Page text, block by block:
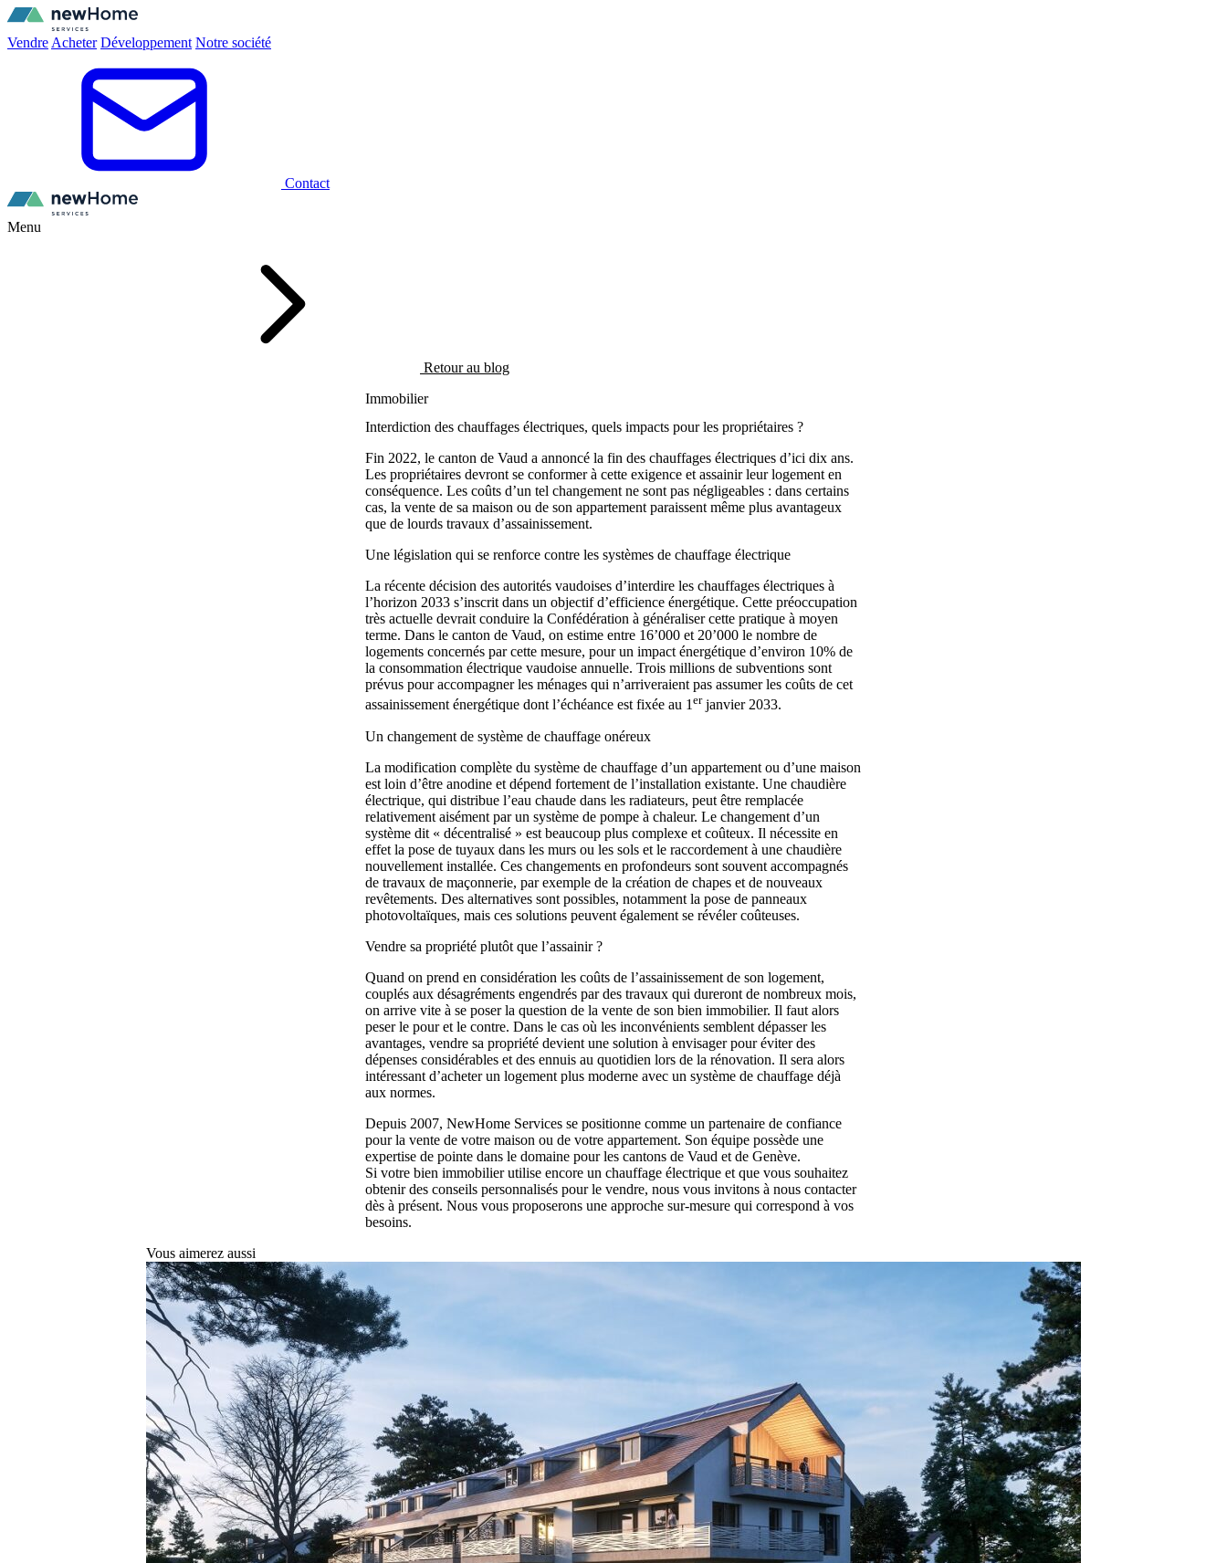
Vendre Acheter Développement Notre société
Contact
Menu
Retour au blog
Immobilier
Interdiction des chauffages électriques, quels impacts pour les propriétaires ?
Fin 2022, le canton de Vaud a annoncé la fin des chauffages électriques d’ici dix ans.
Les propriétaires devront se conformer à cette exigence et assainir leur logement en
conséquence. Les coûts d’un tel changement ne sont pas négligeables : dans certains
cas, la vente de sa maison ou de son appartement paraissent même plus avantageux
que de lourds travaux d’assainissement.
Une législation qui se renforce contre les systèmes de chauffage électrique
La récente décision des autorités vaudoises d’interdire les chauffages électriques à
l’horizon 2033 s’inscrit dans un objectif d’efficience énergétique. Cette préoccupation
très actuelle devrait conduire la Confédération à généraliser cette pratique à moyen
terme. Dans le canton de Vaud, on estime entre 16’000 et 20’000 le nombre de
logements concernés par cette mesure, pour un impact énergétique d’environ 10% de
la consommation électrique vaudoise annuelle. Trois millions de subventions sont
prévus pour accompagner les ménages qui n’arriveraient pas assumer les coûts de cet
assainissement énergétique dont l’échéance est fixée au 1erjanvier 2033.
Un changement de système de chauffage onéreux
La modification complète du système de chauffage d’un appartement ou d’une maison
est loin d’être anodine et dépend fortement de l’installation existante. Une chaudière
électrique, qui distribue l’eau chaude dans les radiateurs, peut être remplacée
relativement aisément par un système de pompe à chaleur. Le changement d’un
système dit « décentralisé » est beaucoup plus complexe et coûteux. Il nécessite en
effet la pose de tuyaux dans les murs ou les sols et le raccordement à une chaudière
nouvellement installée. Ces changements en profondeurs sont souvent accompagnés
de travaux de maçonnerie, par exemple de la création de chapes et de nouveaux
revêtements. Des alternatives sont possibles, notamment la pose de panneaux
photovoltaïques, mais ces solutions peuvent également se révéler coûteuses.
Vendre sa propriété plutôt que l’assainir ?
Quand on prend en considération les coûts de l’assainissement de son logement,
couplés aux désagréments engendrés par des travaux qui dureront de nombreux mois,
on arrive vite à se poser la question de la vente de son bien immobilier. Il faut alors
peser le pour et le contre. Dans le cas où les inconvénients semblent dépasser les
avantages, vendre sa propriété devient une solution à envisager pour éviter des
dépenses considérables et des ennuis au quotidien lors de la rénovation. Il sera alors
intéressant d’acheter un logement plus moderne avec un système de chauffage déjà
aux normes.
Depuis 2007, NewHome Services se positionne comme un partenaire de confiance
pour la vente de votre maison ou de votre appartement. Son équipe possède une
expertise de pointe dans le domaine pour les cantons de Vaud et de Genève.
Si votre bien immobilier utilise encore un chauffage électrique et que vous souhaitez
obtenir des conseils personnalisés pour le vendre, nous vous invitons à nous contacter
dès à présent. Nous vous proposerons une approche sur-mesure qui correspond à vos
besoins.
Vous aimerez aussi